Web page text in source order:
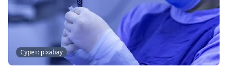
Сурет: pixabay